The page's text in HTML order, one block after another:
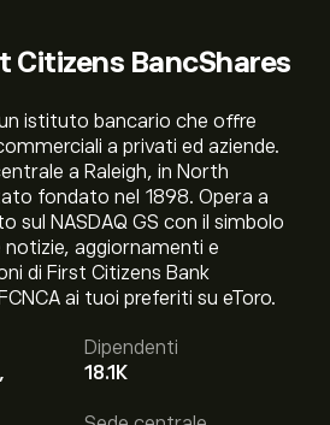
Citizens BancShares
istituto bancario che offre
a privati ed aziende.
a Raleigh, in North
fondato nel 1898. Opera a
sul NASDAQ GS con il simbolo
notizie, aggiornamenti e
di First Citizens Bank
ai tuoi preferiti su eToro.
Dipendenti
18.1K
FCNCA è di 2,218.49‎$‎.